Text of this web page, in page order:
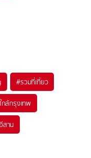
#รวมที่เที่ยว
กล้กรุงเทพ
สาน